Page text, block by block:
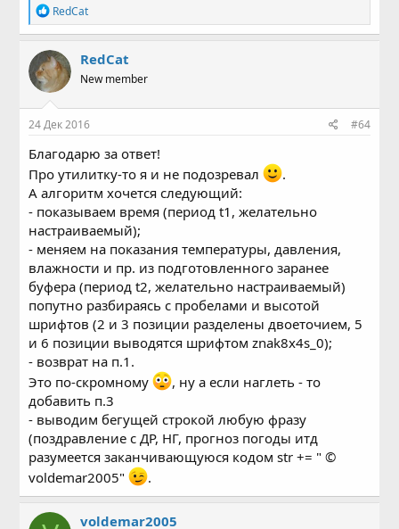
Р
е
а
к
ц
и
и
:
RedCat
RedCat
New member
24 Дек 2016 #64
Благодарю за ответ!
Про утилитку-то я и не подозревал
.
А алгоритм хочется следующий:
- показываем время (период t1, желательно
настраиваемый);
- меняем на показания температуры, давления,
влажности и пр. из подготовленного заранее
буфера (период t2, желательно настраиваемый)
попутно разбираясь с пробелами и высотой
шрифтов (2 и 3 позиции разделены двоеточием, 5
и 6 позиции выводятся шрифтом znak8x4s_0);
- возврат на п.1.
Это по-скромному
, ну а если наглеть - то
добавить п.3
- выводим бегущей строкой любую фразу
(поздравление с ДР, НГ, прогноз погоды итд
разумеется заканчивающуюся кодом str += " ©
voldemar2005"
.
voldemar2005